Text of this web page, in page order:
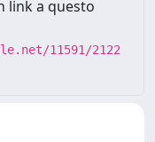
link a questo
11591/2122